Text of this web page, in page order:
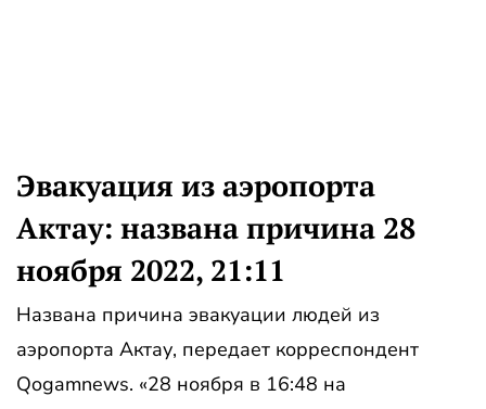
Эвакуация из аэропорта
Актау: названа причина 28
ноября 2022, 21:11
Названа причина эвакуации людей из
аэропорта Актау, передает корреспондент
Qogamnews. «28 ноября в 16:48 на